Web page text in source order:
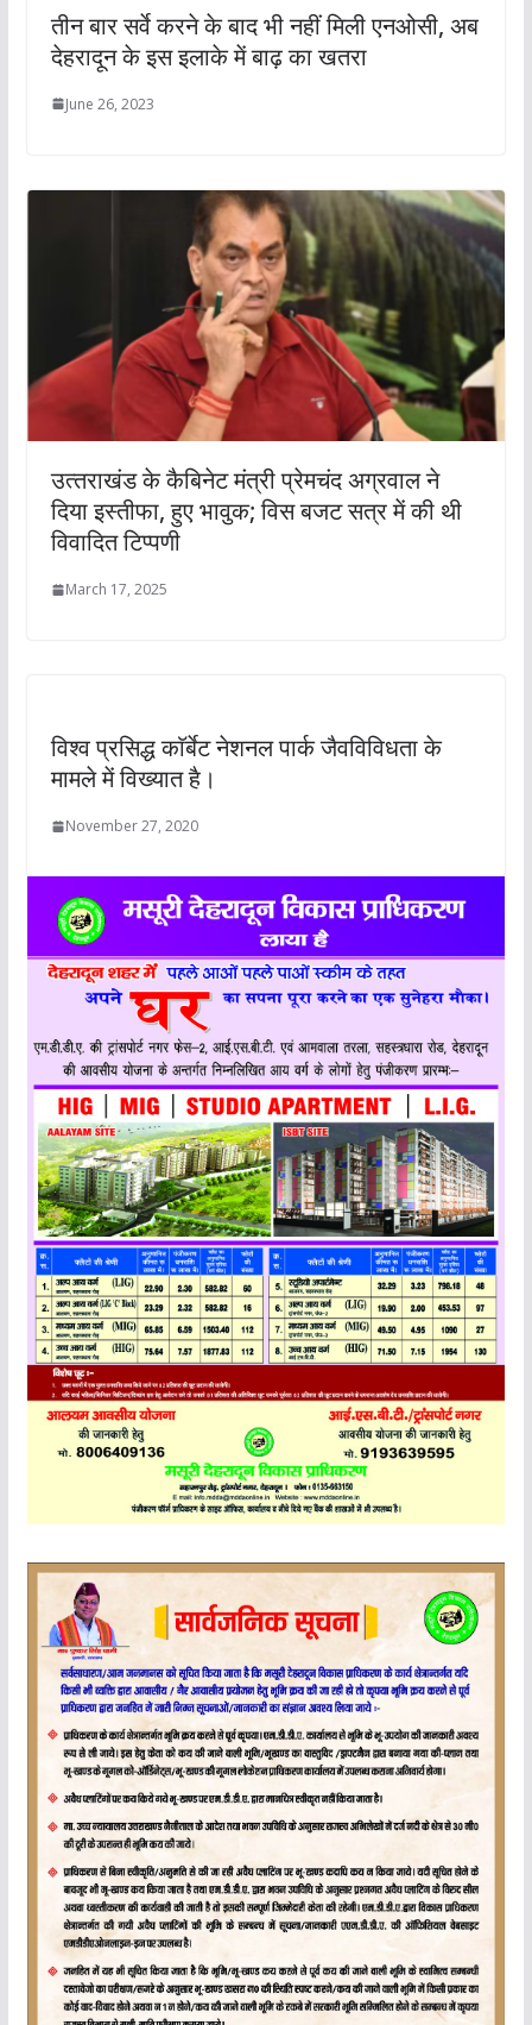
तीन बार सर्वे करने के बाद भी नहीं मिली एनओसी, अब
देहरादून के इस इलाके में बाढ़ का खतरा
June 26, 2023
उत्‍तराखंड के कैबिनेट मंत्री प्रेमचंद अग्रवाल ने
दिया इस्तीफा, हुए भावुक; विस बजट सत्र में की थी
विवादित टिप्पणी
March 17, 2025
विश्व प्रसिद्ध काॅर्बेट नेशनल पार्क जैवविविधता के
मामले में विख्यात है।
November 27, 2020